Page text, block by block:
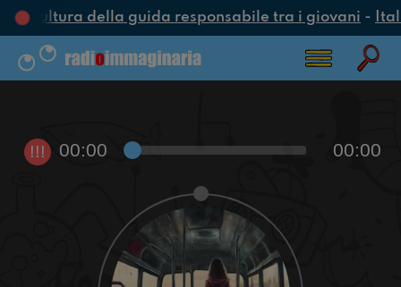
cultura della guida responsabile tra i giovani-
!!! 00:00 00:00